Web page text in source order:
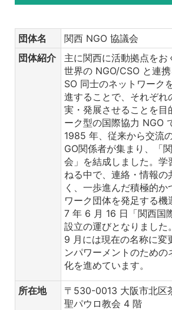
団体名
関西 NGO 協議会
団体紹介
主に関西に活動拠点をお
世界の NGO/CSO と連
SO 同士のネットワーク
進することで、それぞれ
実・発展させることを目
ーク型の国際協力 NGO
1985 年、従来から交流
GO関係者が集まり、「
会」を結成しました。学
ねる中で、連絡・情報の
く、一歩進んだ積極的か
ワーク団体を発足する機
7 年 6 月 16 日「関西国
設立の運びとなりまし
9 月には現在の名称に変
ンパワーメントのための
化を進めています。
所在地
〒530-0013 大阪市北区
聖パウロ教会 4 階